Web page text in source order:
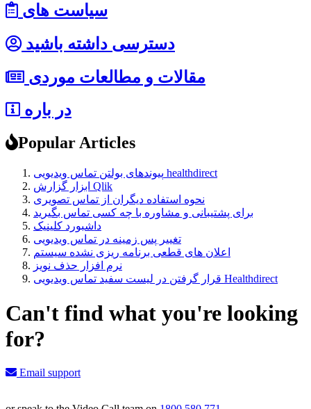
سیاست های
دسترسی داشته باشید
مقالات و مطالعات موردی
در باره
Popular Articles
پیوندهای بولتن تماس ویدیویی healthdirect
ابزار گزارش Qlik
نحوه استفاده دیگران از تماس تصویری
برای پشتیبانی و مشاوره با چه کسی تماس بگیرید
داشبورد کلینیک
تغییر پس زمینه در تماس ویدیویی
اعلان های قطعی برنامه ریزی نشده سیستم
نرم افزار حذف نویز
قرار گرفتن در لیست سفید تماس ویدیویی Healthdirect
Can't find what you're looking
for?
Email support